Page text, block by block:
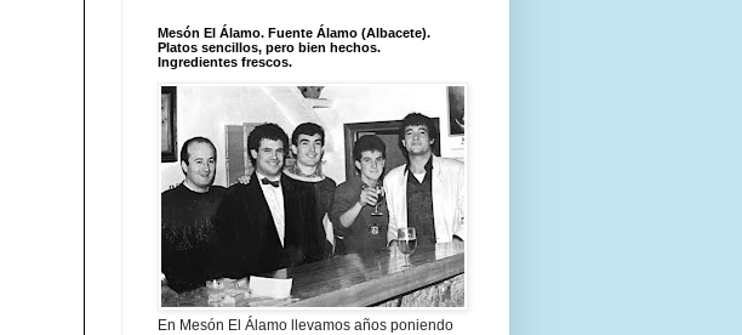
Mesón El Álamo. Fuente Álamo (Albacete).
Platos sencillos, pero bien hechos.
Ingredientes frescos.
En Mesón El Álamo llevamos años poniendo